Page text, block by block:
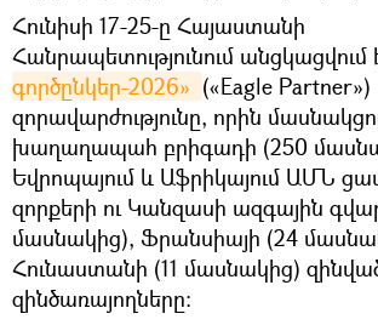
Հունիսի 17-25-ը Հայաստանի
Հանրապետությունում անցկացվում
գործընկեր-2026» («Eagle Partner»)
զորավարժությունը, որին
խաղաղապահ բրիգադի (250
Եվրոպայում և Աֆրիկայում ԱՄՆ
զորքերի ու Կանզասի ազգային
մասնակից), Ֆրանսիայի (24
Հունաստանի (11 մասնակից)
զինծառայողները: